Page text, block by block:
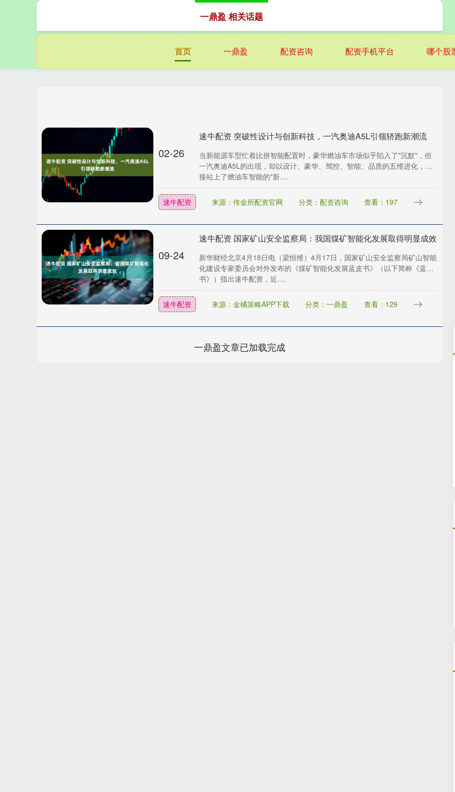
首页 一鼎盈 配资咨询 配资手机平台 哪个股
一鼎盈 相关话题
02-26
速牛配资 突破性设计与创新科技，一汽奥迪A5L引领轿跑新潮流
当新能源车型忙着比拼智能配置时，豪华燃油车市场似乎陷入了"沉默"，但
一汽奥迪A5L的出现，却以设计、豪华、驾控、智能、品质的五维进化，直
接站上了燃油车智能的"新....
速牛配资 来源：传金所配资官网 分类：配资咨询 查看：197
09-24
速牛配资 国家矿山安全监察局：我国煤矿智能化发展取得明显成效
新华财经北京4月18日电（梁恒维）4月17日，国家矿山安全监察局矿山智能
化建设专家委员会对外发布的《煤矿智能化发展蓝皮书》（以下简称《蓝皮
书》）指出速牛配资，近....
速牛配资 来源：金橘策略APP下载 分类：一鼎盈 查看：129
一鼎盈文章已加载完成